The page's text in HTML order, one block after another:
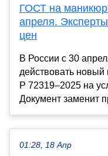
ГОСТ на маникюр
апреля.
цен
В России с 30
действовать
Р 72319–2025 на
Документ заменит
01:28, 18 Апр